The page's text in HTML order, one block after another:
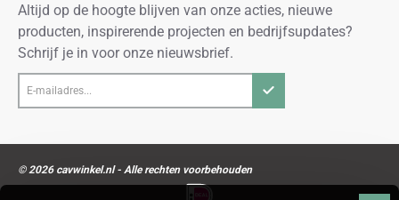
Altijd op de hoogte blijven van onze acties, nieuwe
producten, inspirerende projecten en bedrijfsupdates?
Schrijf je in voor onze nieuwsbrief.
mailadres...
© 2026 cavwinkel.nl - Alle rechten voorbehouden